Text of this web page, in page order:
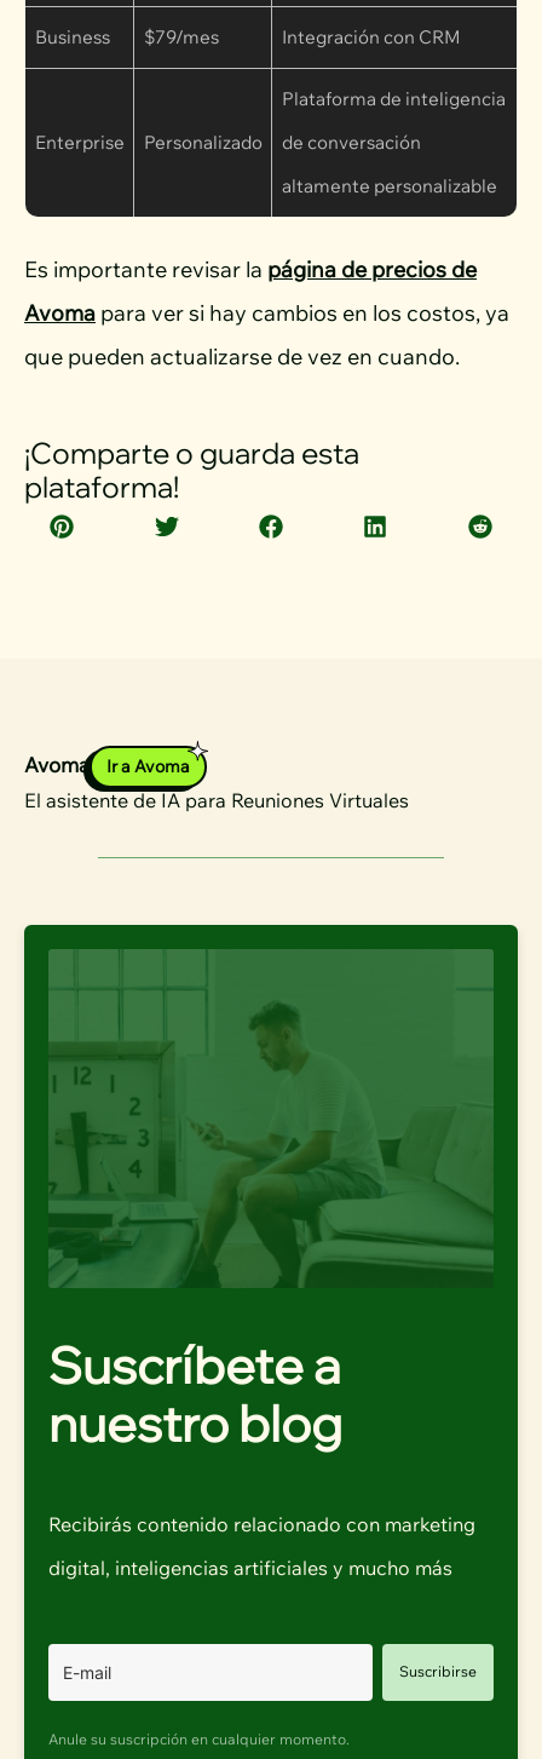
Business $79/mes Integración con CRM
Enterprise Personalizado
Plataforma de inteligencia
de conversación
altamente personalizable
Es importante revisar la página de precios de
Avoma para ver si hay cambios en los costos, ya
que pueden actualizarse de vez en cuando.
¡Comparte o guarda esta
plataforma!
Avoma Ir a Avoma
El asistente de IA para Reuniones Virtuales
Suscríbete a
nuestro blog
Recibirás contenido relacionado con marketing
digital, inteligencias artificiales y mucho más
Suscribirse
Anule su suscripción en cualquier momento.